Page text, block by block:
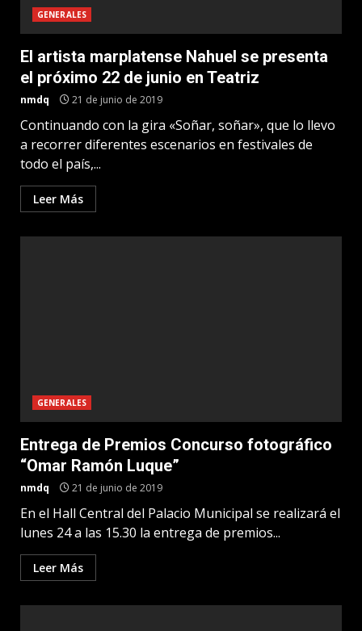
GENERALES
El artista marplatense Nahuel se presenta
el próximo 22 de junio en Teatriz
nmdq 21 de junio de 2019
Continuando con la gira «Soñar, soñar», que lo llevo
a recorrer diferentes escenarios en festivales de
todo el país,...
Leer Más
GENERALES
Entrega de Premios Concurso fotográfico
“Omar Ramón Luque”
nmdq 21 de junio de 2019
En el Hall Central del Palacio Municipal se realizará el
lunes 24 a las 15.30 la entrega de premios...
Leer Más